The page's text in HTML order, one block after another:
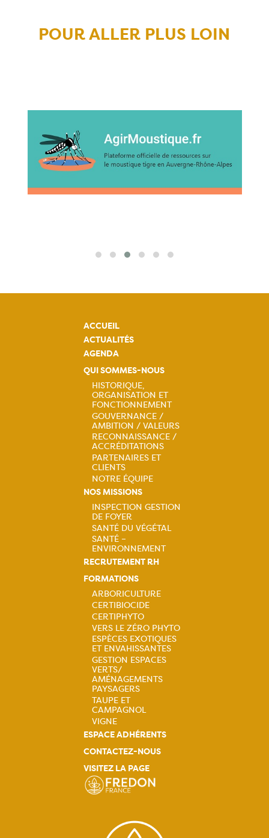
POUR ALLER PLUS LOIN
ACCUEIL
ACTUALITÉS
AGENDA
QUI SOMMES-NOUS
Navigation
principale
HISTORIQUE,
ORGANISATION ET
FONCTIONNEMENT
GOUVERNANCE /
AMBITION / VALEURS
RECONNAISSANCE /
ACCRÉDITATIONS
PARTENAIRES ET
CLIENTS
NOTRE ÉQUIPE
NOS MISSIONS
Navigation
principale
INSPECTION GESTION
DE FOYER
SANTÉ DU VÉGÉTAL
SANTÉ –
ENVIRONNEMENT
RECRUTEMENT RH
FORMATIONS
Navigation
principale
ARBORICULTURE
CERTIBIOCIDE
CERTIPHYTO
VERS LE ZÉRO PHYTO
ESPÈCES EXOTIQUES
ET ENVAHISSANTES
GESTION ESPACES
VERTS/
AMÉNAGEMENTS
PAYSAGERS
TAUPE ET
CAMPAGNOL
VIGNE
ESPACE ADHÉRENTS
CONTACTEZ-NOUS
VISITEZ LA PAGE